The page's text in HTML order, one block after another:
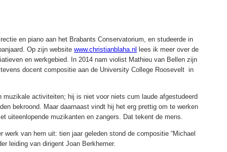
en piano aan het Brabants Conservatorium, en studeerde in
Op zijn website www.christianblaha.nl
lees ik meer over de
en werkgebied. In 2014 nam violist Mathieu van Bellen zijn
docent compositie aan de University College Roosevelt in
muzikale activiteiten; hij is niet voor niets cum laude afgestudeerd
bekroond. Maar daarnaast vindt hij het erg prettig om te werken
uiteenlopende muzikanten en zangers. Dat tekent de mens.
werk van hem uit: tien jaar geleden stond de compositie “Michael
leiding van dirigent Joan Berkhemer.